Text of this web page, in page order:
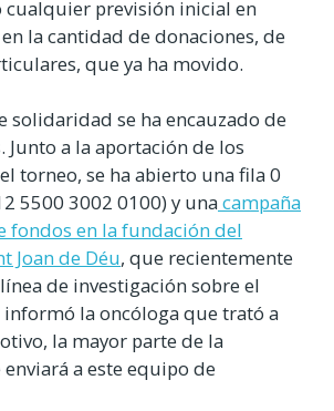
cualquier previsión inicial en
la cantidad de donaciones, de
que ya ha movido.
solidaridad se ha encauzado de
Junto a la aportación de los
torneo, se ha abierto una fila 0
5500 3002 0100) y unacampaña
fondos en la fundación del
Joan de Déu, que recientemente
de investigación sobre el
informó la oncóloga que trató a
la mayor parte de la
a este equipo de